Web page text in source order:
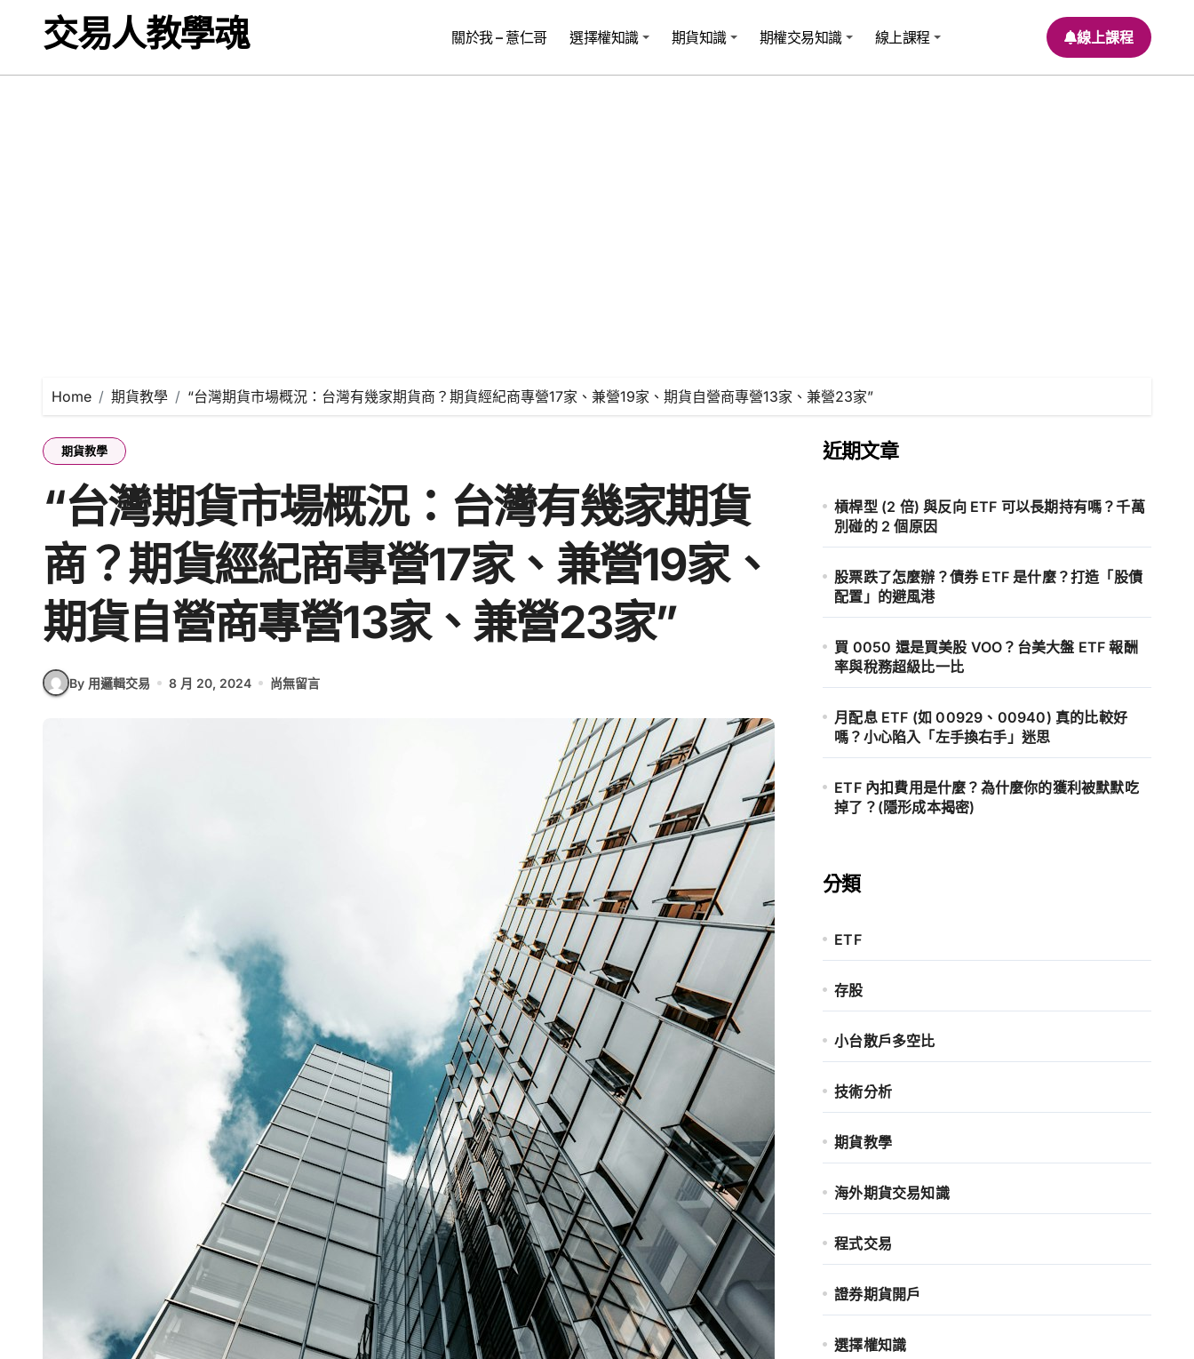
content交易人教學魂 關於我 – 薏仁哥 選擇權知識 期貨知識 期權交易知識 線上課程 線上課程
Home 期貨教學 “台灣期貨市場概況：台灣有幾家期貨商？期貨經紀商專營17家、兼營19家、期貨自營商專營13家、兼營23家”
期貨教學
“台灣期貨市場概況：台灣有幾家期貨
商？期貨經紀商專營17家、兼營19家、
期貨自營商專營13家、兼營23家”
By 用邏輯交易 8 月 20, 2024 尚無留言
近期文章
槓桿型 (2 倍) 與反向 ETF 可以長期持有嗎？千萬
別碰的 2 個原因
股票跌了怎麼辦？債券 ETF 是什麼？打造「股債
配置」的避風港
買 0050 還是買美股 VOO？台美大盤 ETF 報酬
率與稅務超級比一比
月配息 ETF (如 00929、00940) 真的比較好
嗎？小心陷入「左手換右手」迷思
ETF 內扣費用是什麼？為什麼你的獲利被默默吃
掉了？(隱形成本揭密)
分類
ETF
存股
小台散戶多空比
技術分析
期貨教學
海外期貨交易知識
程式交易
證券期貨開戶
選擇權知識